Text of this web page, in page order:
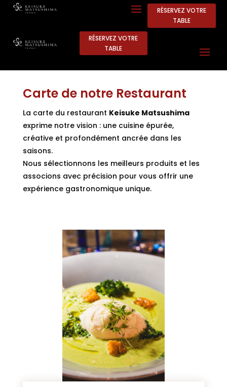
RÉSERVEZ VOTRE
TABLE
RÉSERVEZ VOTRE
TABLE
Carte de notre Restaurant
La carte du restaurant Keisuke Matsushima
exprime notre vision : une cuisine épurée,
créative et profondément ancrée dans les
saisons.
Nous sélectionnons les meilleurs produits et les
associons avec précision pour vous offrir une
expérience gastronomique unique.